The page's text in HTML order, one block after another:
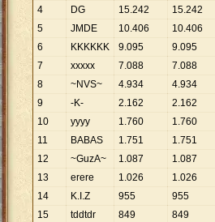
4
DG 15.242 15.242
5
JMDE 10.406 10.406
6
KKKKKK 9.095 9.095
7
xxxxx 7.088 7.088
8
~NVS~ 4.934 4.934
9
-K- 2.162 2.162
10
yyyy 1.760 1.760
11
BABAS 1.751 1.751
12
~GuzA~ 1.087 1.087
13
erere 1.026 1.026
14
K.I.Z 955 955
15
tddtdr 849 849